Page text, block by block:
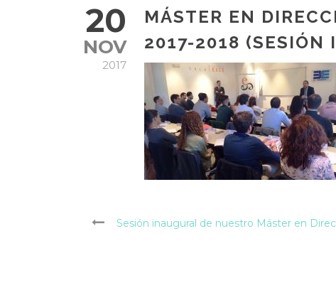
20
NOV
2017
MÁSTER EN
2017-2018 (SESIÓN
Sesión inaugural de nuestro Máster en